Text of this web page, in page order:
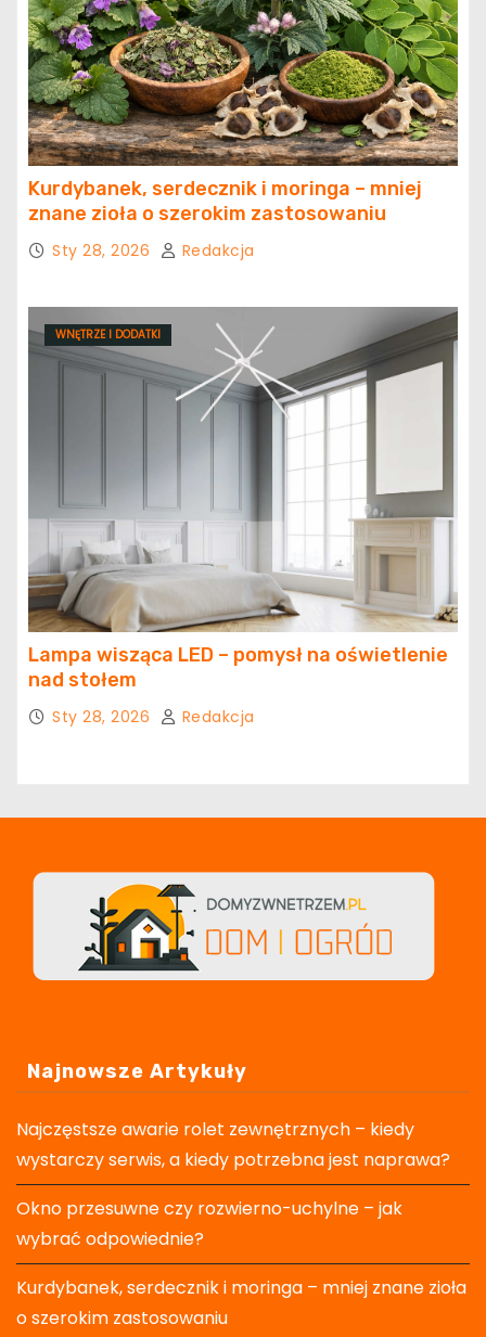
Kurdybanek, serdecznik i moringa – mniej
znane zioła o szerokim zastosowaniu
Sty 28, 2026 Redakcja
WNĘTRZE I DODATKI
Lampa wisząca LED – pomysł na oświetlenie
nad stołem
Sty 28, 2026 Redakcja
Najnowsze Artykuły
Najczęstsze awarie rolet zewnętrznych – kiedy
wystarczy serwis, a kiedy potrzebna jest naprawa?
Okno przesuwne czy rozwierno-uchylne – jak
wybrać odpowiednie?
Kurdybanek, serdecznik i moringa – mniej znane zioła
o szerokim zastosowaniu